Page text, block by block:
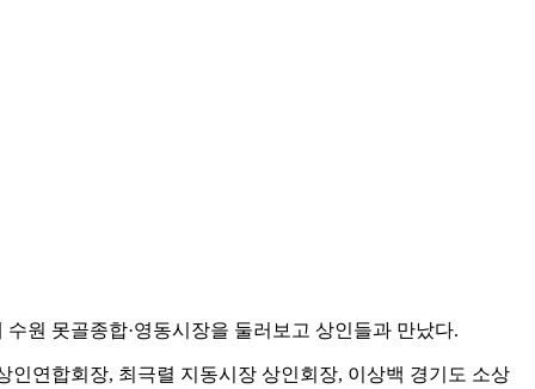
원 못골종합·영동시장을 둘러보고 상인들과 만났다.
인연합회장, 최극렬 지동시장 상인회장, 이상백 경기도 소상